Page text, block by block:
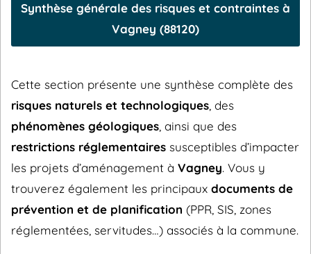
Synthèse générale des risques et contraintes à
Vagney (88120)
Cette section présente une synthèse complète des
risques naturels et technologiques , des
phénomènes géologiques , ainsi que des
restrictions réglementaires susceptibles d’impacter
les projets d’aménagement à Vagney. Vous y
trouverez également les principaux documents de
prévention et de planification (PPR, SIS, zones
réglementées, servitudes…) associés à la commune.